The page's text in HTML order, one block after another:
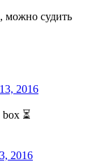
можно судить
2016
⏳
2016